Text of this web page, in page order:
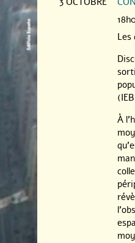
Les
À